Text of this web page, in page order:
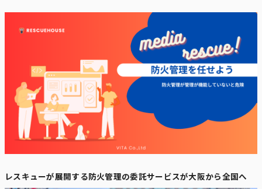
レスキューが展開する防火管理の委託サービスが大阪から全国へ